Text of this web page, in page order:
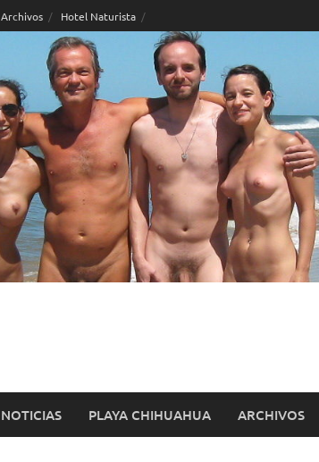
Archivos Hotel Naturista
NOTICIAS PLAYA CHIHUAHUA ARCHIVOS